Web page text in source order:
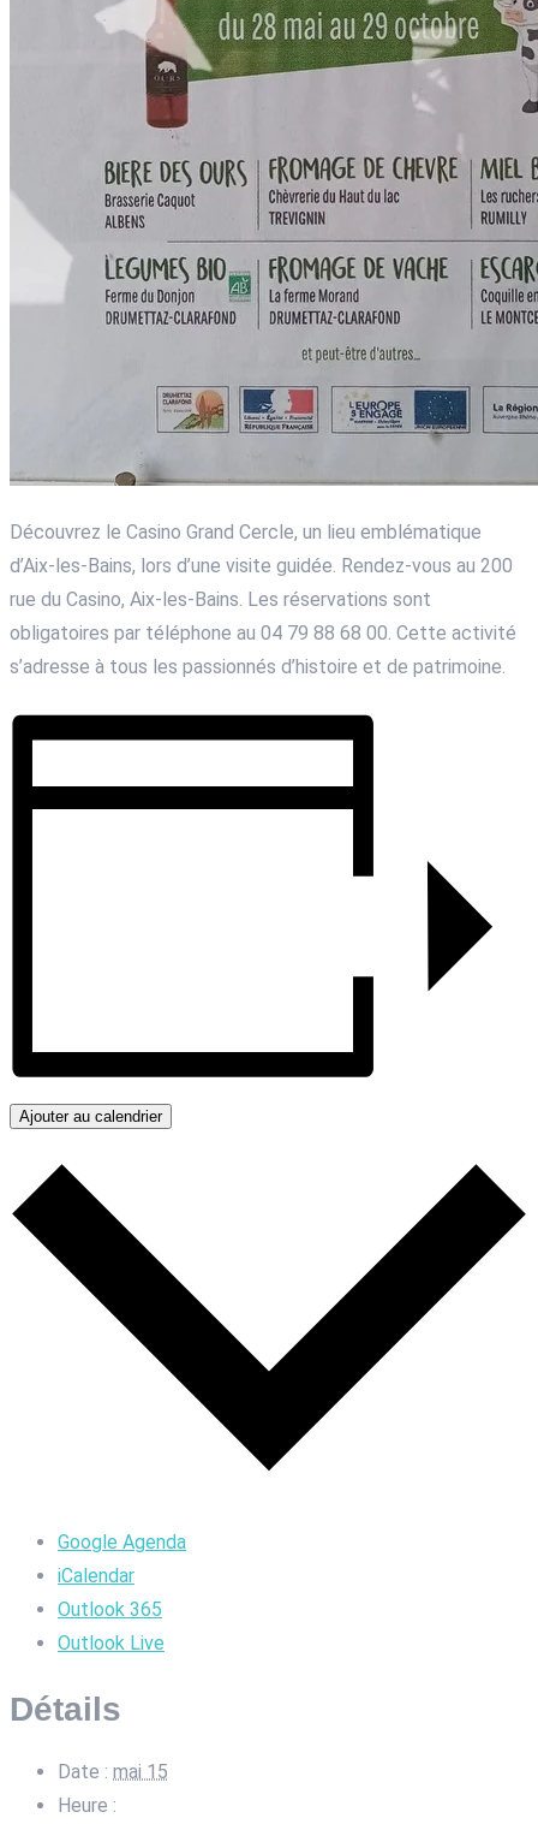
Découvrez le Casino Grand Cercle, un lieu emblématique
d’Aix-les-Bains, lors d’une visite guidée. Rendez-vous au 200
rue du Casino, Aix-les-Bains. Les réservations sont
obligatoires par téléphone au 04 79 88 68 00. Cette activité
s’adresse à tous les passionnés d’histoire et de patrimoine.
Ajouter au calendrier
Google Agenda
iCalendar
Outlook 365
Outlook Live
Détails
Date : mai 15
Heure :